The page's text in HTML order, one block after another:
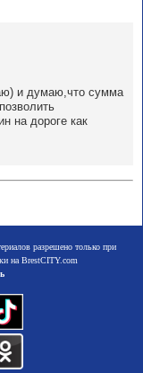
и думаю,что сумма
на дороге как
разрешено только при
на BrestCITY.com